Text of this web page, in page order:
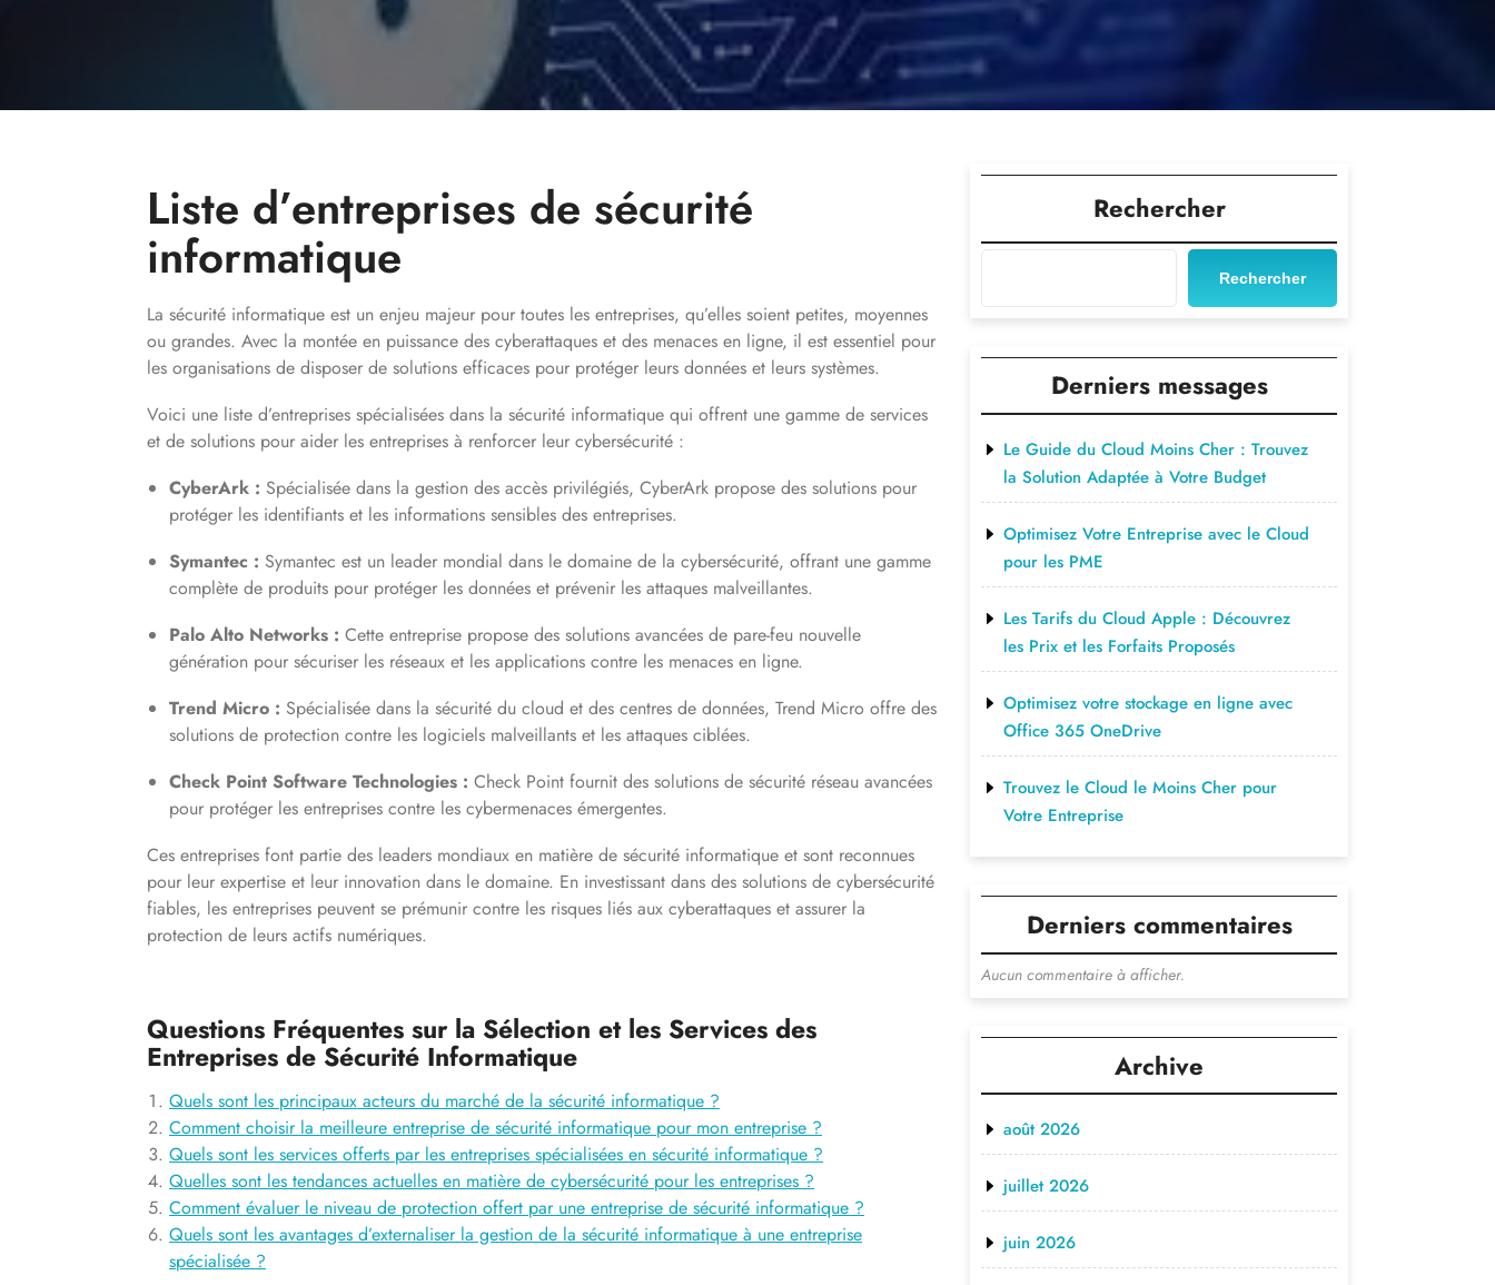
Liste d’entreprises de sécurité
informatique
La sécurité informatique est un enjeu majeur pour toutes les entreprises, qu’elles soient petites, moyennes
ou grandes. Avec la montée en puissance des cyberattaques et des menaces en ligne, il est essentiel pour
les organisations de disposer de solutions efficaces pour protéger leurs données et leurs systèmes.
Voici une liste d’entreprises spécialisées dans la sécurité informatique qui offrent une gamme de services
et de solutions pour aider les entreprises à renforcer leur cybersécurité :
CyberArk : Spécialisée dans la gestion des accès privilégiés, CyberArk propose des solutions pour
protéger les identifiants et les informations sensibles des entreprises.
Symantec : Symantec est un leader mondial dans le domaine de la cybersécurité, offrant une gamme
complète de produits pour protéger les données et prévenir les attaques malveillantes.
Palo Alto Networks : Cette entreprise propose des solutions avancées de pare-feu nouvelle
génération pour sécuriser les réseaux et les applications contre les menaces en ligne.
Trend Micro : Spécialisée dans la sécurité du cloud et des centres de données, Trend Micro offre des
solutions de protection contre les logiciels malveillants et les attaques ciblées.
Check Point Software Technologies : Check Point fournit des solutions de sécurité réseau avancées
pour protéger les entreprises contre les cybermenaces émergentes.
Ces entreprises font partie des leaders mondiaux en matière de sécurité informatique et sont reconnues
pour leur expertise et leur innovation dans le domaine. En investissant dans des solutions de cybersécurité
fiables, les entreprises peuvent se prémunir contre les risques liés aux cyberattaques et assurer la
protection de leurs actifs numériques.
Questions Fréquentes sur la Sélection et les Services des
Entreprises de Sécurité Informatique
Quels sont les principaux acteurs du marché de la sécurité informatique ?
Comment choisir la meilleure entreprise de sécurité informatique pour mon entreprise ?
Quels sont les services offerts par les entreprises spécialisées en sécurité informatique ?
Quelles sont les tendances actuelles en matière de cybersécurité pour les entreprises ?
Comment évaluer le niveau de protection offert par une entreprise de sécurité informatique ?
Quels sont les avantages d’externaliser la gestion de la sécurité informatique à une entreprise
spécialisée ?
Rechercher
Rechercher
Derniers messages
Le Guide du Cloud Moins Cher : Trouvez
la Solution Adaptée à Votre Budget
Optimisez Votre Entreprise avec le Cloud
pour les PME
Les Tarifs du Cloud Apple : Découvrez
les Prix et les Forfaits Proposés
Optimisez votre stockage en ligne avec
Office 365 OneDrive
Trouvez le Cloud le Moins Cher pour
Votre Entreprise
Derniers commentaires
Aucun commentaire à afficher.
Archive
août 2026
juillet 2026
juin 2026